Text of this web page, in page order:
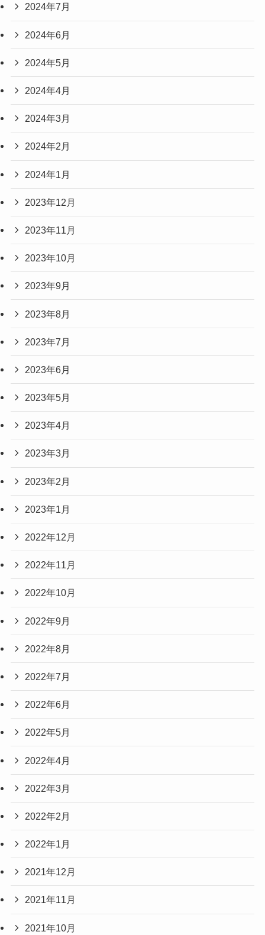
2024年7月
2024年6月
2024年5月
2024年4月
2024年3月
2024年2月
2024年1月
2023年12月
2023年11月
2023年10月
2023年9月
2023年8月
2023年7月
2023年6月
2023年5月
2023年4月
2023年3月
2023年2月
2023年1月
2022年12月
2022年11月
2022年10月
2022年9月
2022年8月
2022年7月
2022年6月
2022年5月
2022年4月
2022年3月
2022年2月
2022年1月
2021年12月
2021年11月
2021年10月